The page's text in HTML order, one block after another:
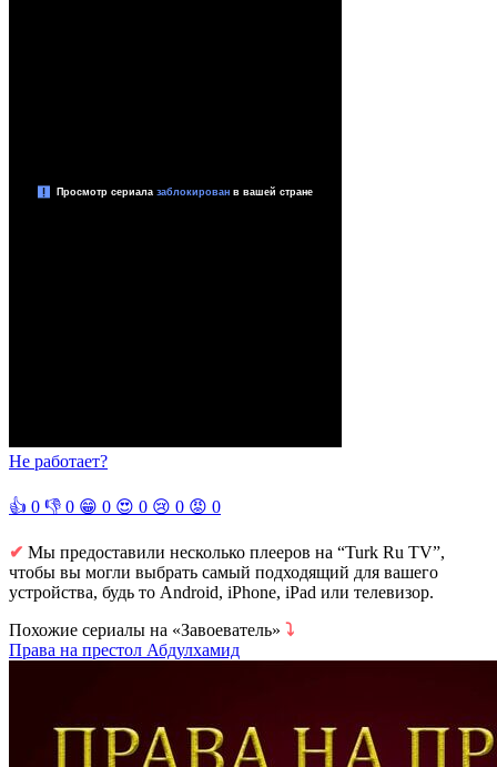
Не работает?
👍 0 👎 0 😁 0 😍 0 😢 0 😡 0
✔ Мы предоставили несколько плееров на “Turk Ru TV”,
чтобы вы могли выбрать самый подходящий для вашего
устройства, будь то Android, iPhone, iPad или телевизор.
Похожие сериалы на «Завоеватель» ⤵
Права на престол Абдулхамид